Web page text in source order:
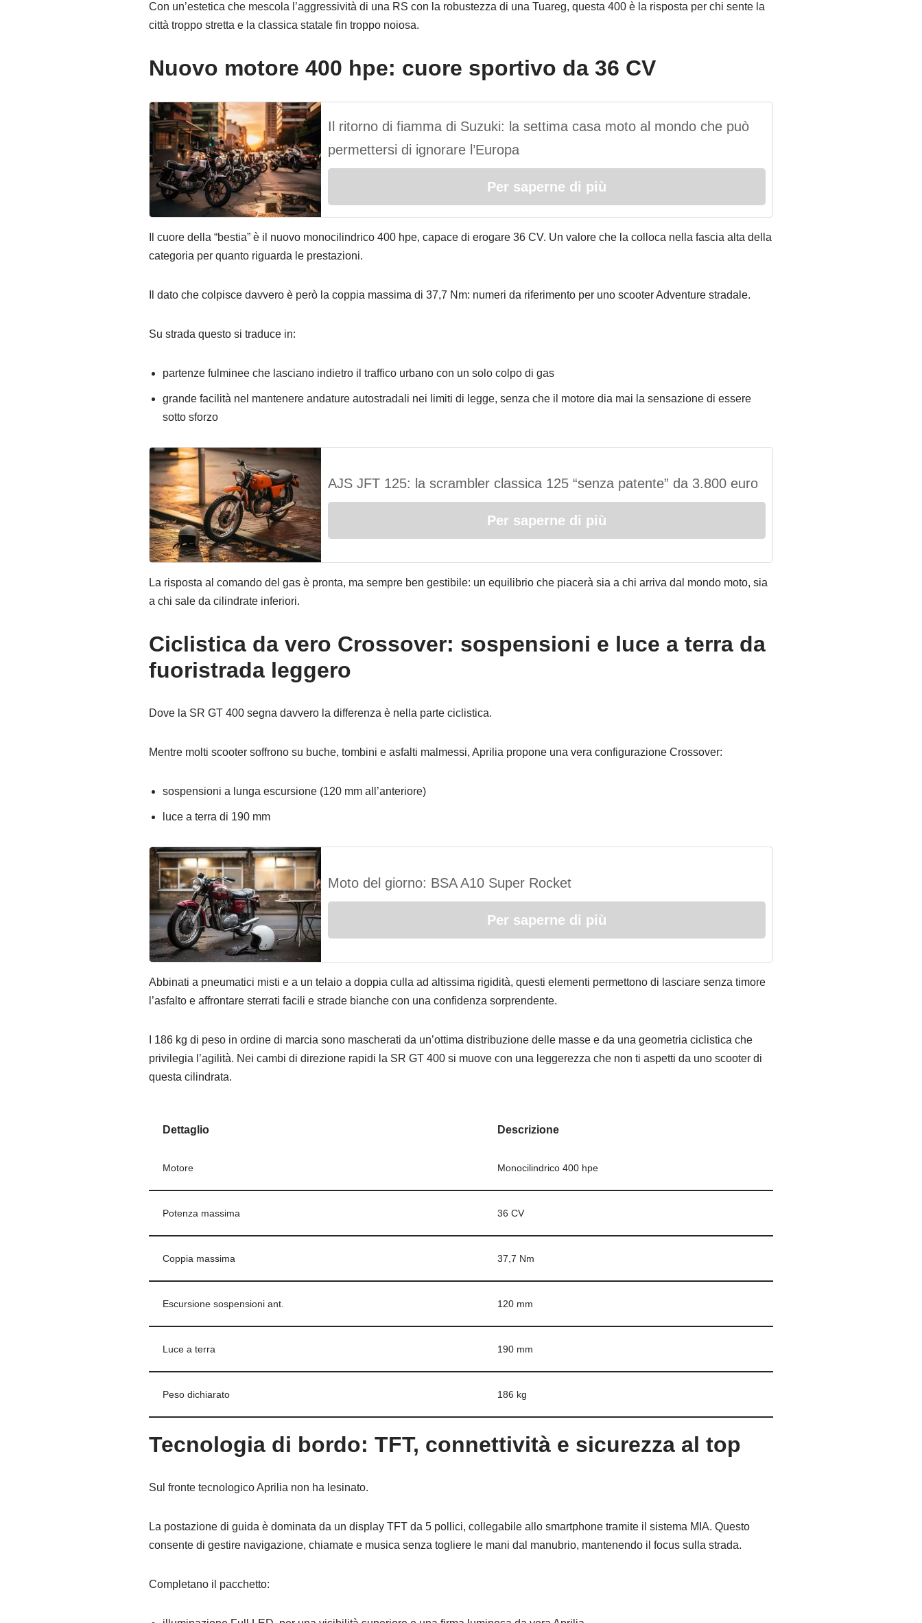
Con un’estetica che mescola l’aggressività di una RS con la robustezza di una Tuareg, questa 400 è la risposta per chi sente la
città troppo stretta e la classica statale fin troppo noiosa.
Nuovo motore 400 hpe: cuore sportivo da 36 CV
Il ritorno di fiamma di Suzuki: la settima casa moto al mondo che può
permettersi di ignorare l’Europa
Per saperne di più
Il cuore della “bestia” è il nuovo monocilindrico 400 hpe, capace di erogare 36 CV. Un valore che la colloca nella fascia alta della
categoria per quanto riguarda le prestazioni.
Il dato che colpisce davvero è però la coppia massima di 37,7 Nm: numeri da riferimento per uno scooter Adventure stradale.
Su strada questo si traduce in:
partenze fulminee che lasciano indietro il traffico urbano con un solo colpo di gas
grande facilità nel mantenere andature autostradali nei limiti di legge, senza che il motore dia mai la sensazione di essere
sotto sforzo
AJS JFT 125: la scrambler classica 125 “senza patente” da 3.800 euro
Per saperne di più
La risposta al comando del gas è pronta, ma sempre ben gestibile: un equilibrio che piacerà sia a chi arriva dal mondo moto, sia
a chi sale da cilindrate inferiori.
Ciclistica da vero Crossover: sospensioni e luce a terra da
fuoristrada leggero
Dove la SR GT 400 segna davvero la differenza è nella parte ciclistica.
Mentre molti scooter soffrono su buche, tombini e asfalti malmessi, Aprilia propone una vera configurazione Crossover:
sospensioni a lunga escursione (120 mm all’anteriore)
luce a terra di 190 mm
Moto del giorno: BSA A10 Super Rocket
Per saperne di più
Abbinati a pneumatici misti e a un telaio a doppia culla ad altissima rigidità, questi elementi permettono di lasciare senza timore
l’asfalto e affrontare sterrati facili e strade bianche con una confidenza sorprendente.
I 186 kg di peso in ordine di marcia sono mascherati da un’ottima distribuzione delle masse e da una geometria ciclistica che
privilegia l’agilità. Nei cambi di direzione rapidi la SR GT 400 si muove con una leggerezza che non ti aspetti da uno scooter di
questa cilindrata.
Dettaglio Descrizione
Motore Monocilindrico 400 hpe
Potenza massima 36 CV
Coppia massima 37,7 Nm
Escursione sospensioni ant. 120 mm
Luce a terra 190 mm
Peso dichiarato 186 kg
Tecnologia di bordo: TFT, connettività e sicurezza al top
Sul fronte tecnologico Aprilia non ha lesinato.
La postazione di guida è dominata da un display TFT da 5 pollici, collegabile allo smartphone tramite il sistema MIA. Questo
consente di gestire navigazione, chiamate e musica senza togliere le mani dal manubrio, mantenendo il focus sulla strada.
Completano il pacchetto: